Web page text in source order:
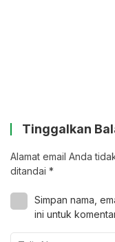
Tinggalkan
Alamat email Anda
ditandai *
Simpan nama,
ini untuk